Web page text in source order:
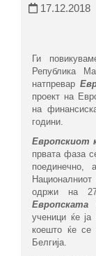
17.12.2018
Ги
Република
натпревар
проект на
на
години.
Европскиот
првата фаза
поединечно,
одржи на
Европската
ученици ќе
коешто ќе
Белгија.